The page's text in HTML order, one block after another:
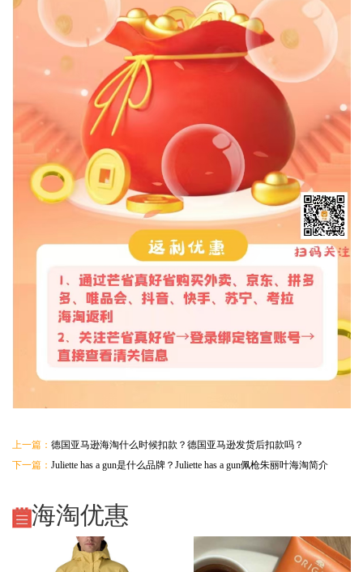
上一篇： 德国亚马逊海淘什么时候扣款？德国亚马逊发货后扣款吗？
下一篇： Juliette has a gun是什么品牌？Juliette has a gun佩枪朱丽叶海淘简介
海淘优惠